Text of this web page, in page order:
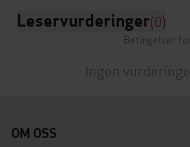
Leservurderinger(0)
Betingelser
Ingen
OM OSS